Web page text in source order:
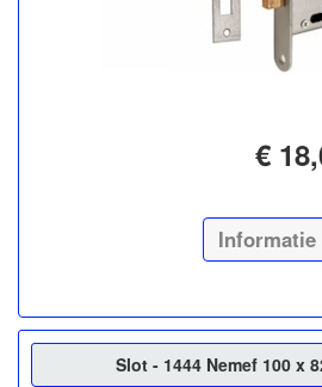
€
Informatie
Slot - 1444 Nemef 100 x